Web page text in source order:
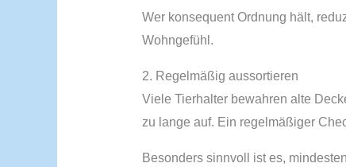
Wer konsequent Ordnung hält,
Wohngefühl.
2. Regelmäßig aussortieren
Viele Tierhalter bewahren alte
zu lange auf. Ein regelmäßiger
Besonders sinnvoll ist es,